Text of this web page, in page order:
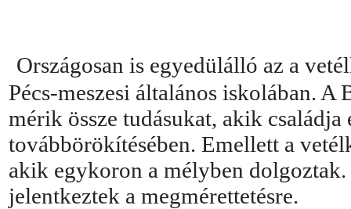
Országosan is egyedülálló az a
Pécs-meszesi általános iskolában.
mérik össze tudásukat, akik
továbbörökítésében. Emellett a
akik egykoron a mélyben
jelentkeztek a megmérettetésre.